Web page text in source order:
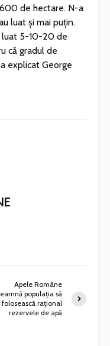
de hectare. N-a
luat și mai puțin.
luat 5-10-20 de
că gradul de
explicat George
Apele Române
populația să
folosească rațional
rezervele de apă